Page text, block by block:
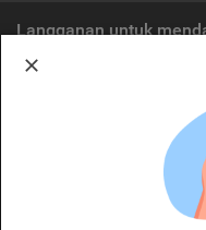
Langganan untuk
Cermati merupakan
OJK. Oleh karena itu, produk
ditawarkan bukan merupakan
diterbitkan oleh Cermati dan